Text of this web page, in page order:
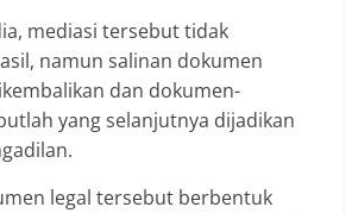
mediasi tersebut tidak
namun salinan dokumen
dan dokumen-
yang selanjutnya dijadikan
legal tersebut berbentuk